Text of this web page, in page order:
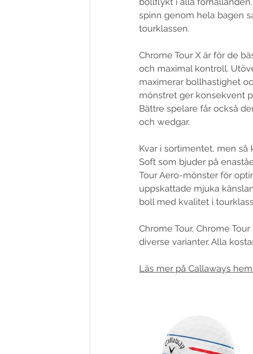
spinn genom hela bagen
tourklassen.
Chrome Tour X är för de
och maximal kontroll.
maximerar bollhastighet
mönstret ger konsekvent
Bättre spelare får också
och wedgar.
Kvar i sortimentet, men så
Soft som bjuder på
Tour Aero-mönster för
uppskattade mjuka
boll med kvalitet i
Chrome Tour, Chrome
diverse varianter. Alla
Läs mer på Callaways